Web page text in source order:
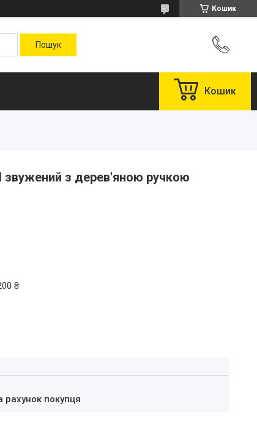
Кошик
Кошик
з дерев'яною ручкою
₴
рахунок покупця